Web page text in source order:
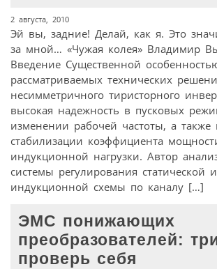
2 августа, 2010
Эй вы, задние! Делай, как я. Это
за мной… «Чужая колея» Владимир
Введение Существенной
рассматриваемых технических
несимметричного тиристорного
высокая надежность в пусковых
изменении рабочей частоты, а также
стабилизации коэффициента
индукционной нагрузки. Автор
системы регулирования статической
индукционной схемы по каналу […]
ЭМС понижающих
преобразователей:
проверь себя